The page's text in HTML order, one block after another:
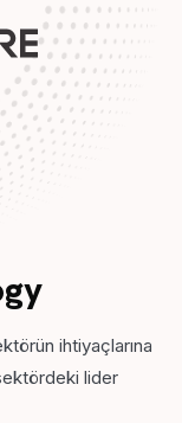
ihtiyaçlarına
lider